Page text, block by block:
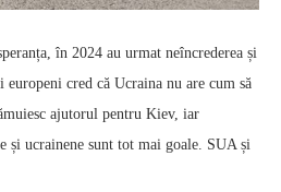
în 2024 au urmat neîncrederea și
cred că Ucraina nu are cum să
ajutorul pentru Kiev, iar
și ucrainene sunt tot mai goale. SUA și